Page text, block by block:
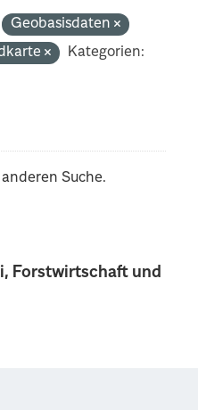
Forstwirtschaft und
Geobasisdaten
Kategorien:
Suche.